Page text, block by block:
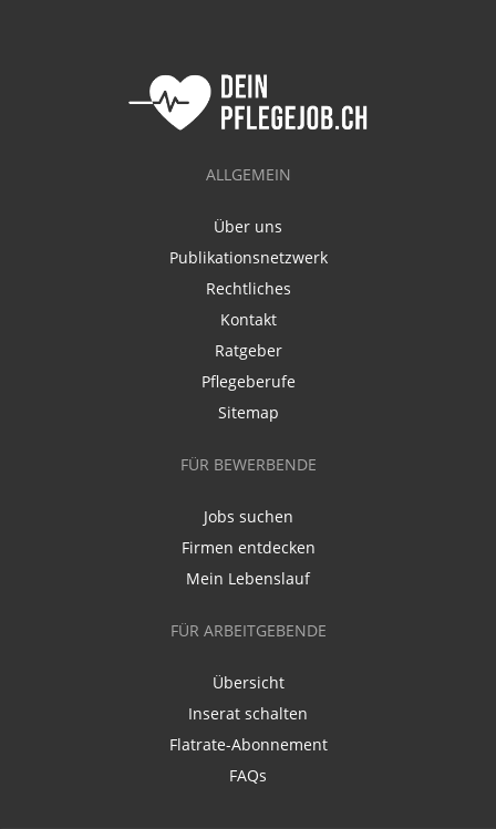
ALLGEMEIN
Über uns
Publikationsnetzwerk
Rechtliches
Kontakt
Ratgeber
Pflegeberufe
Sitemap
FÜR BEWERBENDE
Jobs suchen
Firmen entdecken
Mein Lebenslauf
FÜR ARBEITGEBENDE
Übersicht
Inserat schalten
Flatrate-Abonnement
FAQs